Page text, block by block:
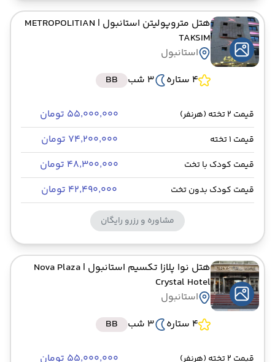
هتل متروپولیتن استانبول | METROPOLITIAN
TAKSIM
استانبول
4 ستاره
3 شب BB
قیمت 2 تخته (هرنفر) ۵۵٬۰۰۰٬۰۰۰ تومان
قیمت 1 تخته ۷۴٬۲۰۰٬۰۰۰ تومان
قیمت کودک با تخت ۴۸٬۳۰۰٬۰۰۰ تومان
قیمت کودک بدون تخت ۴۲٬۴۹۰٬۰۰۰ تومان
مشاوره و رزرو رایگان
هتل نوا پلازا تکسیم استانبول | Nova Plaza
Crystal Hotel
استانبول
4 ستاره
3 شب BB
قیمت 2 تخته (هرنفر) ۵۵٬۰۰۰٬۰۰۰ تومان